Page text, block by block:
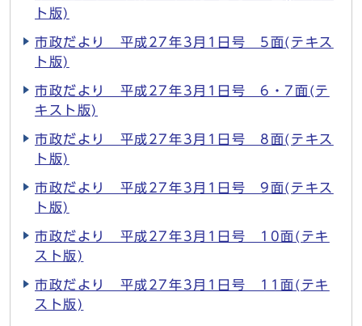
ト版)
市政だより 平成27年3月1日号 5面(テキス
ト版)
市政だより 平成27年3月1日号 6・7面(テ
キスト版)
市政だより 平成27年3月1日号 8面(テキス
ト版)
市政だより 平成27年3月1日号 9面(テキス
ト版)
市政だより 平成27年3月1日号 10面(テキ
スト版)
市政だより 平成27年3月1日号 11面(テキ
スト版)